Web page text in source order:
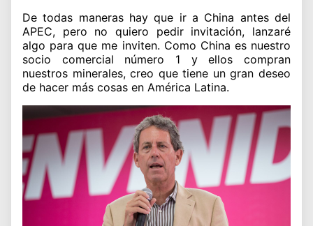
De todas maneras hay que ir a China antes del
APEC, pero no quiero pedir invitación, lanzaré
algo para que me inviten. Como China es nuestro
socio comercial número 1 y ellos compran
nuestros minerales, creo que tiene un gran deseo
de hacer más cosas en América Latina.